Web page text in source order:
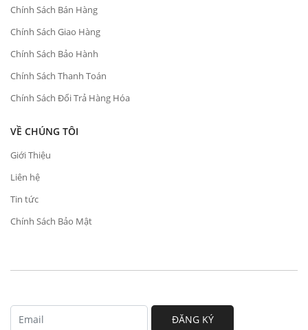
Chính Sách Bán Hàng
Chính Sách Giao Hàng
Chính Sách Bảo Hành
Chính Sách Thanh Toán
Chính Sách Đổi Trả Hàng Hóa
VỀ CHÚNG TÔI
Giới Thiệu
Liên hệ
Tin tức
Chính Sách Bảo Mật
ĐĂNG KÝ